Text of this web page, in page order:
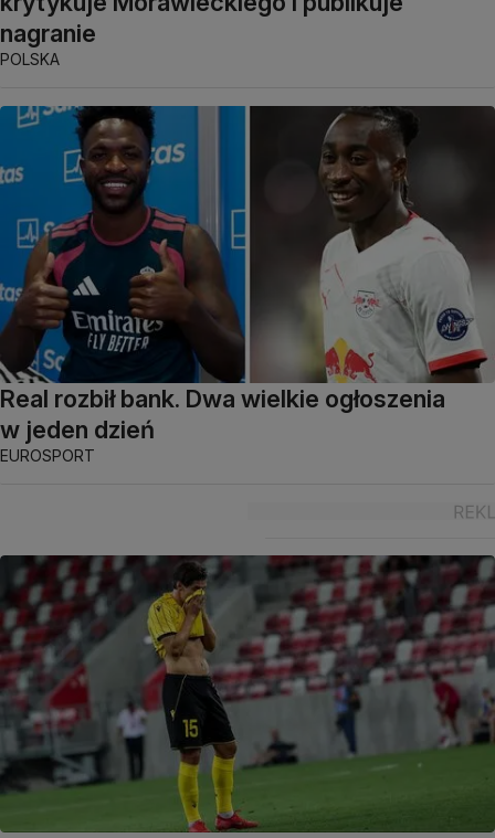
nagranie
POLSKA
Real rozbił bank. Dwa wielkie ogłoszenia
w jeden dzień
EUROSPORT